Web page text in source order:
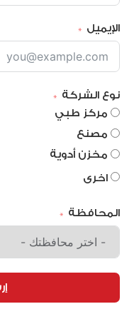
الإيميل
نوع الشركة
مركز طبي
مصنع
مخزن أدوية
اخرى
المحافظة